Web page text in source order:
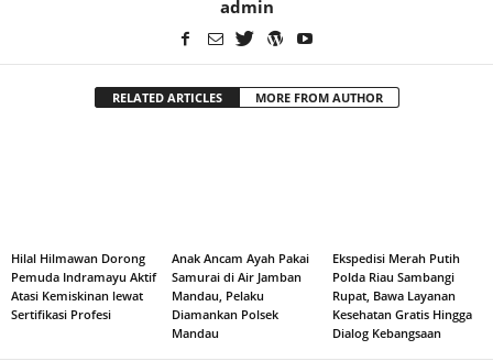
admin
RELATED ARTICLES MORE FROM AUTHOR
Hilal Hilmawan Dorong
Pemuda Indramayu Aktif
Atasi Kemiskinan lewat
Sertifikasi Profesi
Anak Ancam Ayah Pakai
Samurai di Air Jamban
Mandau, Pelaku
Diamankan Polsek
Mandau
Ekspedisi Merah Putih
Polda Riau Sambangi
Rupat, Bawa Layanan
Kesehatan Gratis Hingga
Dialog Kebangsaan